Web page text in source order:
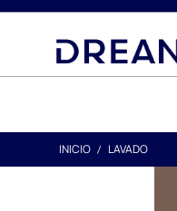
text.skipToContent
text.skipToNavigation
INICIO LAVADO